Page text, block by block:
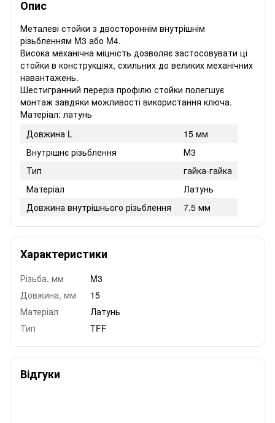
Опис
Металеві стойки з двостороннім внутрішнім
різьбленням M3 або M4.
Висока механічна міцність дозволяє застосовувати ці
стойки в конструкціях, схильних до великих механічних
навантажень.
Шестигранний переріз профілю стойки полегшує
монтаж завдяки можливості використання ключа.
Матеріал: латунь
Довжина L
15 мм
Внутрішнє різьблення
М3
Тип
гайка-гайка
Матеріал
Латунь
Довжина внутрішнього різьблення
7.5 мм
Характеристики
Різьба, мм
M3
Довжина, мм
15
Матеріал
Латунь
Тип
TFF
Відгуки